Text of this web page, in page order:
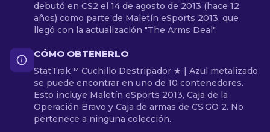
debutó en CS2 el 14 de agosto de 2013 (hace 12
años) como parte de Maletín eSports 2013, que
llegó con la actualización "The Arms Deal".
CÓMO OBTENERLO
StatTrak™ Cuchillo Destripador ★ | Azul metalizado
se puede encontrar en uno de 10 contenedores.
Esto incluye Maletín eSports 2013, Caja de la
Operación Bravo y Caja de armas de CS:GO 2. No
pertenece a ninguna colección.